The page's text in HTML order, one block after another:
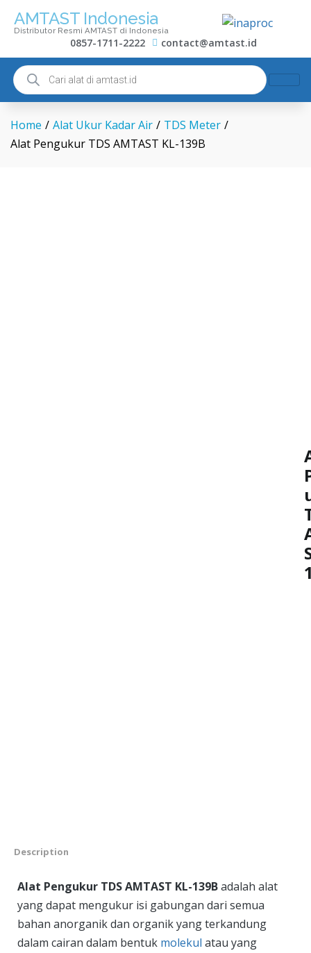
AMTAST Indonesia
Distributor Resmi AMTAST di Indonesia
0857-1711-2222 contact@amtast.id
Home / Alat Ukur Kadar Air / TDS Meter /
Alat Pengukur TDS AMTAST KL-139B
Description
Alat Pengukur TDS AMTAST KL-139Badalah alat
yang dapat mengukur isi gabungan dari semua
bahan anorganik dan organik yang terkandung
dalam cairan dalam bentuk molekul atau yang